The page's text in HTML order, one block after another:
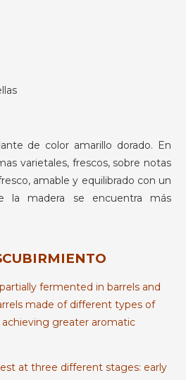
de color amarillo dorado. En
varietales, frescos, sobre notas
amable y equilibrado con un
la madera se encuentra más
fermented in barrels and
made of different types of
greater aromatic
at three different stages: early